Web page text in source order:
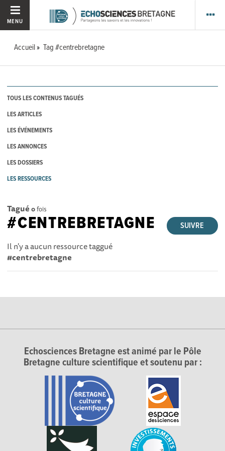
MENU
Accueil Tag #centrebretagne
TOUS LES CONTENUS TAGUÉS
LES ARTICLES
LES ÉVÉNEMENTS
LES ANNONCES
LES DOSSIERS
LES RESSOURCES
Tagué 0fois
SUIVRE
#CENTREBRETAGNE
Il n'y a aucun ressource taggué
#centrebretagne
Echosciences Bretagne est animé par le Pôle
Bretagne culture scientifique et soutenu par :